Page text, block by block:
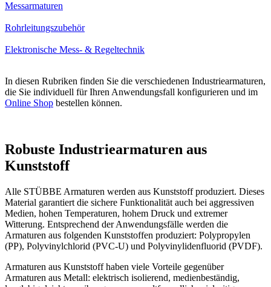
Messarmaturen
Rohrleitungszubehör
Elektronische Mess- & Regeltechnik
In diesen Rubriken finden Sie die verschiedenen Industriearmaturen,
die Sie individuell für Ihren Anwendungsfall konfigurieren und im
Online Shop bestellen können.
Robuste Industriearmaturen aus
Kunststoff
Alle STÜBBE Armaturen werden aus Kunststoff produziert. Dieses
Material garantiert die sichere Funktionalität auch bei aggressiven
Medien, hohen Temperaturen, hohem Druck und extremer
Witterung. Entsprechend der Anwendungsfälle werden die
Armaturen aus folgenden Kunststoffen produziert: Polypropylen
(PP), Polyvinylchlorid (PVC-U) und Polyvinylidenfluorid (PVDF).
Armaturen aus Kunststoff haben viele Vorteile gegenüber
Armaturen aus Metall: elektrisch isolierend, medienbeständig,